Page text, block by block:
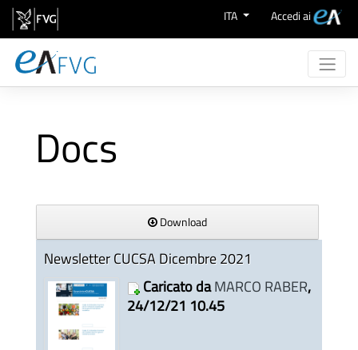
Salta al contenuto ITA Accedi ai
eProcurement
Aree Merceologiche
Docs
Download
Newsletter CUCSA Dicembre 2021
Caricato daMARCO RABER,
24/12/21 10.45